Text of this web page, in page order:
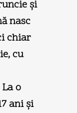
şi
nasc
chiar
cu
o
ani şi